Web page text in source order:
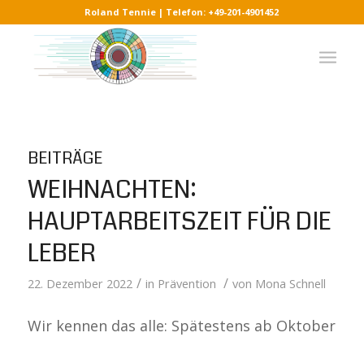
Roland Tennie | Telefon: +49-201-4901452
BEITRÄGE
WEIHNACHTEN:
HAUPTARBEITSZEIT FÜR DIE
LEBER
22. Dezember 2022 / in Prävention / von Mona Schnell
Wir kennen das alle: Spätestens ab Oktober